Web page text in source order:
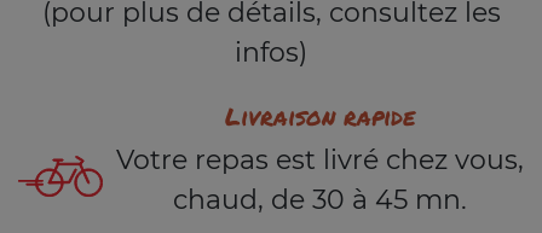
(pour plus de détails, consultez les
infos)
Livraison rapide
Votre repas est livré chez vous,
chaud, de 30 à 45 mn.